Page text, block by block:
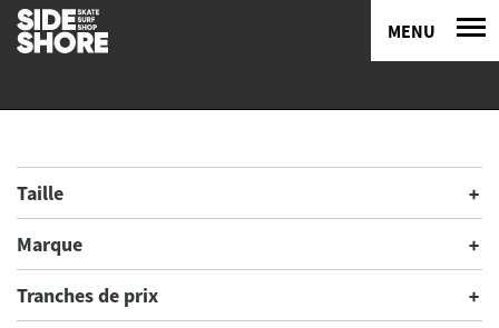
MENU
Taille
Marque
Tranches de prix